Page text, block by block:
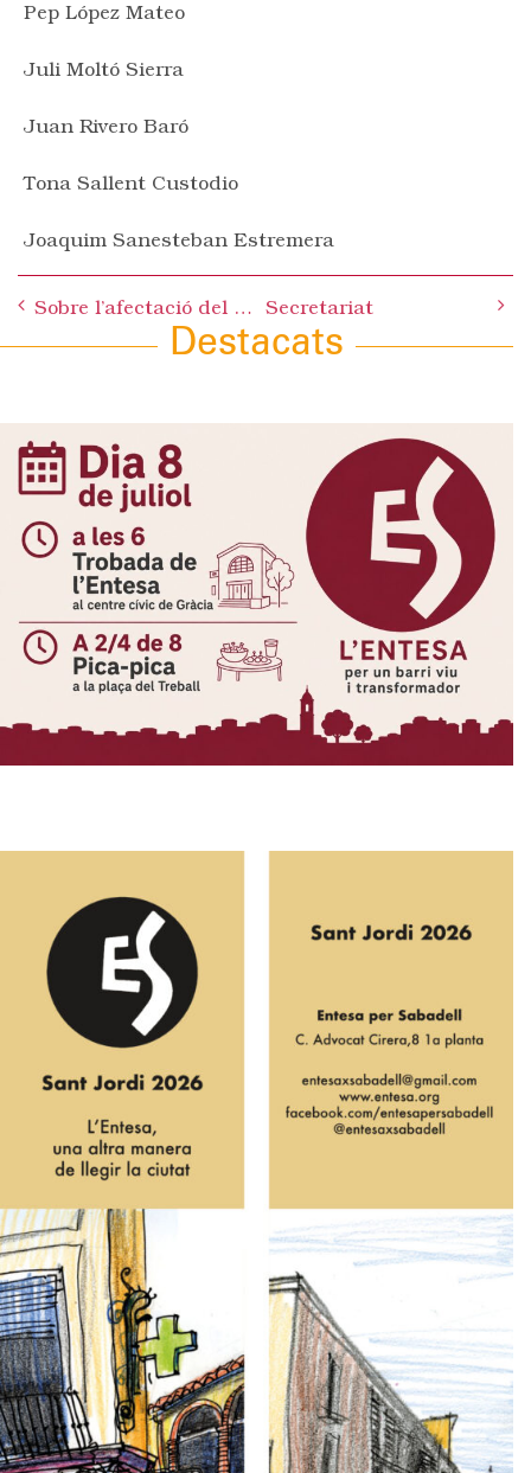
Pep López Mateo
Juli Moltó Sierra
Juan Rivero Baró
Tona Sallent Custodio
Joaquim Sanesteban Estremera
navigation
Sobre l’afectació del Gasoducte Martorell-Figueres Secretariat
Destacats